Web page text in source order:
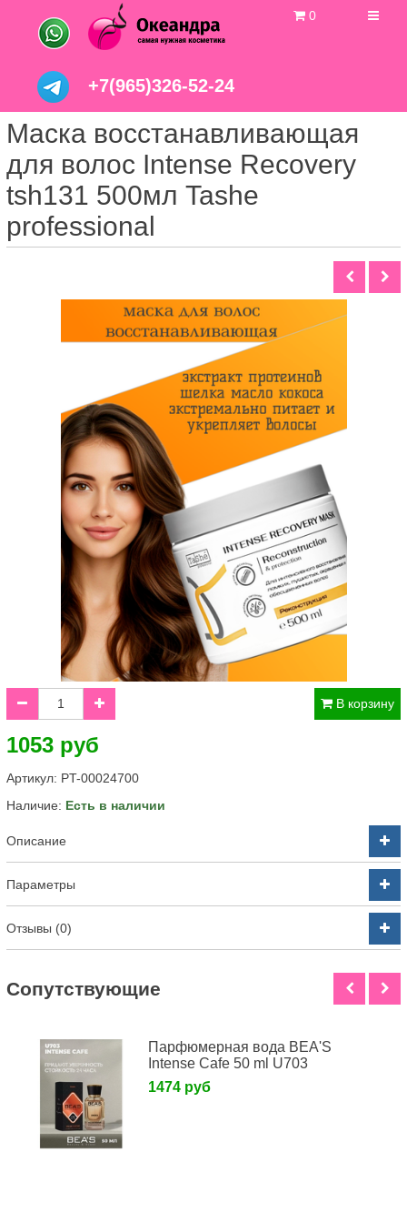
+7(965)326-52-24
0
Маска восстанавливающая
для волос Intense Recovery
tsh131 500мл Tashe
professional
В корзину
1053 руб
Артикул: PT-00024700
Наличие: Есть в наличии
Описание
Параметры
Отзывы (0)
Cопутствующие
Парфюмерная вода BEA'S
Intense Cafe 50 ml U703
1474 руб